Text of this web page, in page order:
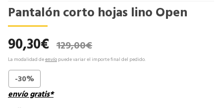
Pantalón corto hojas lino Open
90,30€ 129,00€
La modalidad deenvío puede variar el importe final del pedido.
-30%
envío gratis*